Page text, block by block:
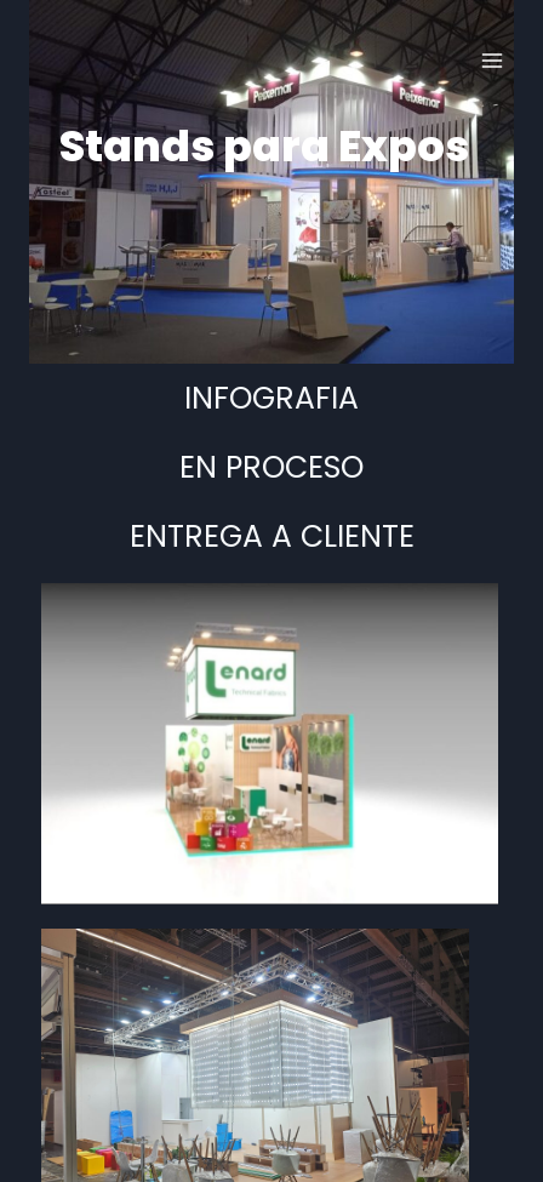
Stands para Expos
INFOGRAFIA
EN PROCESO
ENTREGA A CLIENTE